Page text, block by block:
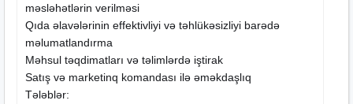
məsləhətlərin verilməsi
Qıda əlavələrinin effektivliyi və təhlükəsizliyi barədə
məlumatlandırma
Məhsul təqdimatları və təlimlərdə iştirak
Satış və marketinq komandası ilə əməkdaşlıq
Tələblər: